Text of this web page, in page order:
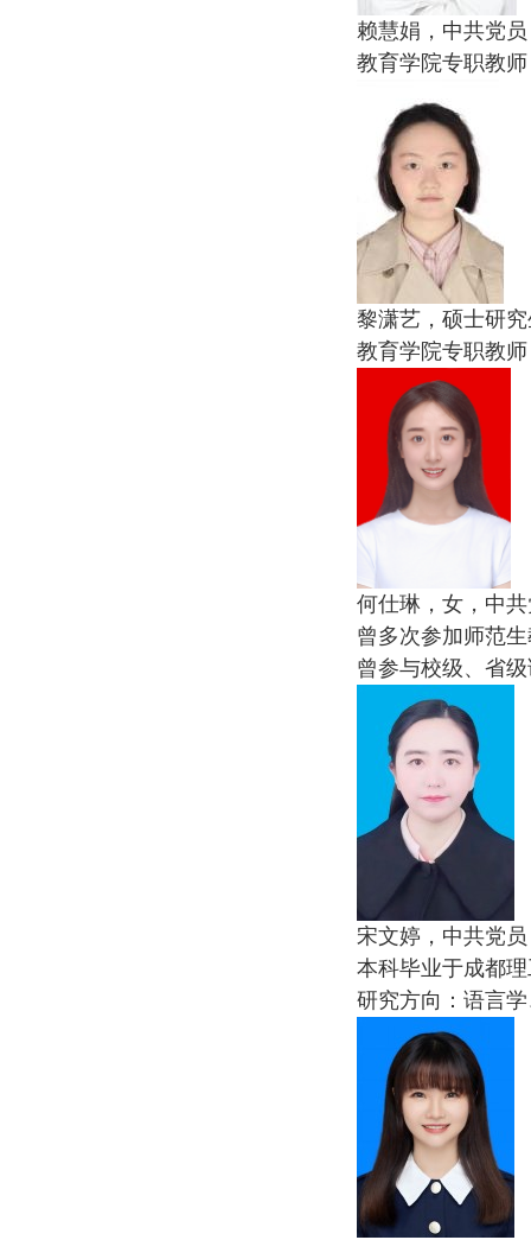
赖慧娟，中共党
教育学院专职教
黎潇艺，硕士研
教育学院专职教
何仕琳，女，中
曾多次参加师范
曾参与校级、省
宋文婷，中共党
本科毕业于成都
研究方向：语言